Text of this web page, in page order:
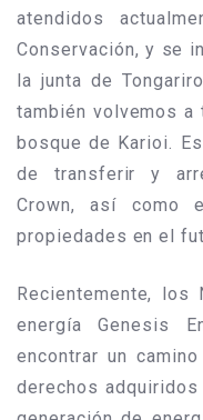
atendidos
Conservación, y se
la junta de
también volvemos a
bosque de Karioi.
de transferir y
Crown, así como
propiedades en el
Recientemente,
energía Genesis
encontrar un
derechos